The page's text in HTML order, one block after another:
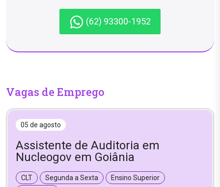
(62) 93300-1952
Vagas de Emprego
05 de agosto
Assistente de Auditoria em
Nucleogov em Goiânia
CLT Segunda a Sexta
Ensino Superior